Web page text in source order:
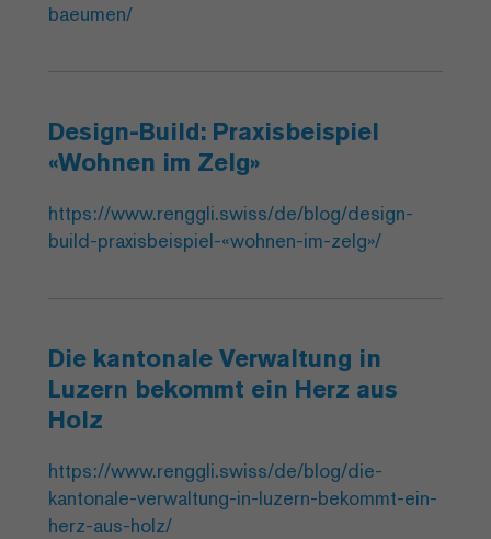
baeumen/
Design-Build: Praxisbeispiel
«Wohnen im Zelg»
https://www.renggli.swiss/de/blog/design-
build-praxisbeispiel-«wohnen-im-zelg»/
Die kantonale Verwaltung in
Luzern bekommt ein Herz aus
Holz
https://www.renggli.swiss/de/blog/die-
kantonale-verwaltung-in-luzern-bekommt-ein-
herz-aus-holz/